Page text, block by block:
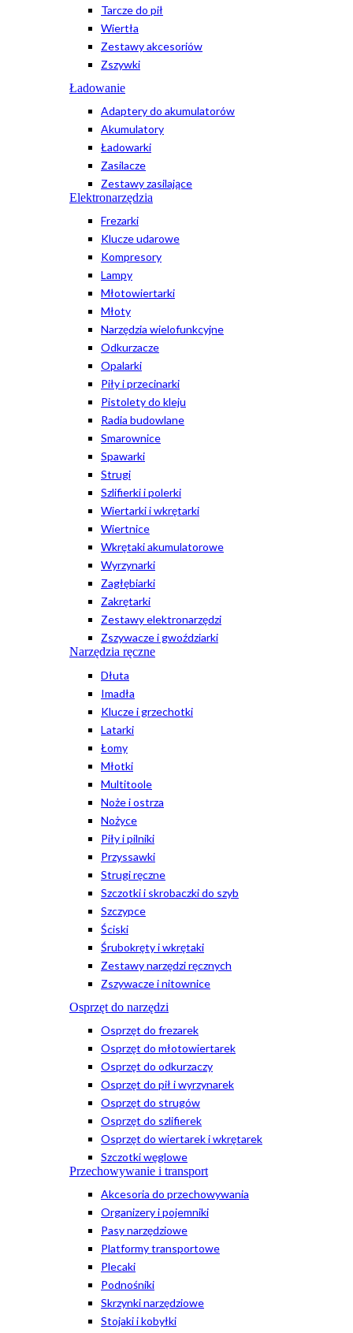
Tarcze do pił
Wiertła
Zestawy akcesoriów
Zszywki
Ładowanie
Adaptery do akumulatorów
Akumulatory
Ładowarki
Zasilacze
Zestawy zasilające
Elektronarzędzia
Frezarki
Klucze udarowe
Kompresory
Lampy
Młotowiertarki
Młoty
Narzędzia wielofunkcyjne
Odkurzacze
Opalarki
Piły i przecinarki
Pistolety do kleju
Radia budowlane
Smarownice
Spawarki
Strugi
Szlifierki i polerki
Wiertarki i wkrętarki
Wiertnice
Wkrętaki akumulatorowe
Wyrzynarki
Zagłębiarki
Zakrętarki
Zestawy elektronarzędzi
Zszywacze i gwoździarki
Narzędzia ręczne
Dłuta
Imadła
Klucze i grzechotki
Latarki
Łomy
Młotki
Multitoole
Noże i ostrza
Nożyce
Piły i pilniki
Przyssawki
Strugi ręczne
Szczotki i skrobaczki do szyb
Szczypce
Ściski
Śrubokręty i wkrętaki
Zestawy narzędzi ręcznych
Zszywacze i nitownice
Osprzęt do narzędzi
Osprzęt do frezarek
Osprzęt do młotowiertarek
Osprzęt do odkurzaczy
Osprzęt do pił i wyrzynarek
Osprzęt do strugów
Osprzęt do szlifierek
Osprzęt do wiertarek i wkrętarek
Szczotki węglowe
Przechowywanie i transport
Akcesoria do przechowywania
Organizery i pojemniki
Pasy narzędziowe
Platformy transportowe
Plecaki
Podnośniki
Skrzynki narzędziowe
Stojaki i kobyłki